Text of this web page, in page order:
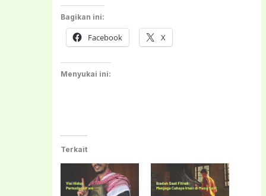
Bagikan ini:
Facebook X
Menyukai ini:
Terkait